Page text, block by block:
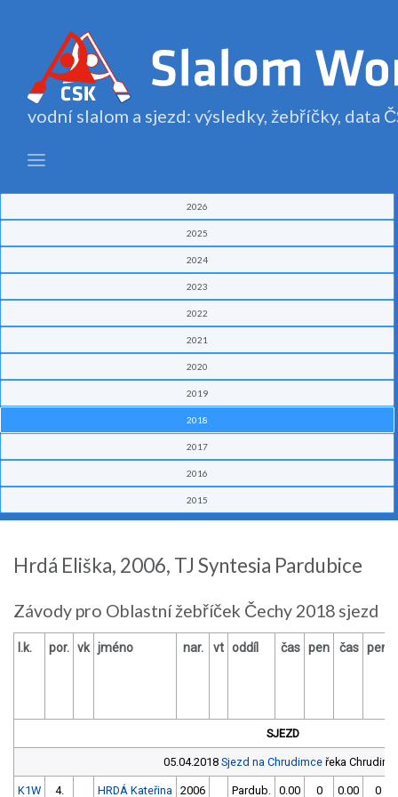
vodní slalom a sjezd: výsledky, žebříčky, data
2026
2025
2024
2023
2022
2021
2020
2019
2018
2017
2016
2015
Hrdá Eliška, 2006, TJ Syntesia Pardubice
Závody pro Oblastní žebříček Čechy 2018 sjezd
l.k. por. vk jméno nar. vt oddíl čas pen čas pen
SJEZD
05.04.2018 Sjezd na Chrudimceřeka
K1W 4. HRDÁ Kateřina 2006 Pardub. 0.00 0 0.00 0